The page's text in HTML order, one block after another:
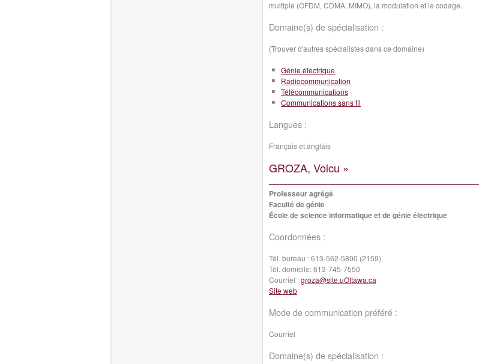
multiple (OFDM, CDMA, MIMO), la modulation et le codage.
Domaine(s) de spécialisation :
(Trouver d'autres spécialistes dans ce domaine)
Génie électrique
Radiocommunication
Télécommunications
Communications sans fil
Langues :
Français et anglais
GROZA, Voicu »
Professeur agrégé
Faculté de génie
École de science informatique et de génie électrique
Coordonnées :
Tél. bureau :613-562-5800 (2159)
Tél. domicile:613-745-7550
Courriel :groza@site.uOttawa.ca
Site web
Mode de communication préféré :
Courriel
Domaine(s) de spécialisation :